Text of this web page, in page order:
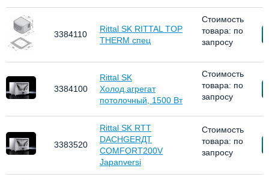
3384110
Rittal SK RITTAL TOP
THERM спец
Стоимость
товара: по
запросу
3384100
Rittal SK
Холод.агрегат
потолочный, 1500 Вт
Стоимость
товара: по
запросу
3383520
Rittal SK RTT
DACHGERДT
COMFORT200V
Japanversi
Стоимость
товара: по
запросу